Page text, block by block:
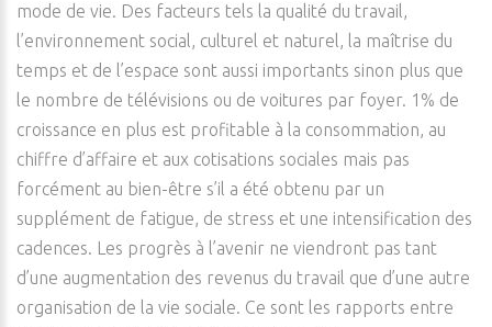
mode de vie. Des facteurs tels la qualité du travail,
l’environnement social, culturel et naturel, la maîtrise du
temps et de l’espace sont aussi importants sinon plus que
le nombre de télévisions ou de voitures par foyer. 1% de
croissance en plus est profitable à la consommation, au
chiffre d’affaire et aux cotisations sociales mais pas
forcément au bien-être s’il a été obtenu par un
supplément de fatigue, de stress et une intensification des
cadences. Les progrès à l’avenir ne viendront pas tant
d’une augmentation des revenus du travail que d’une autre
organisation de la vie sociale. Ce sont les rapports entre